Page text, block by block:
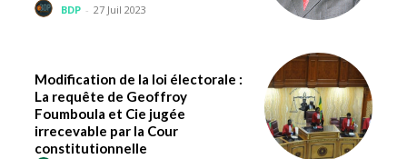
BDP - 27 Juil 2023
Modification de la loi électorale :
La requête de Geoffroy
Foumboula et Cie jugée
irrecevable par la Cour
constitutionnelle